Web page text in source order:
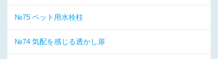
№75 ペット用水栓柱
№74 気配を感じる透かし扉